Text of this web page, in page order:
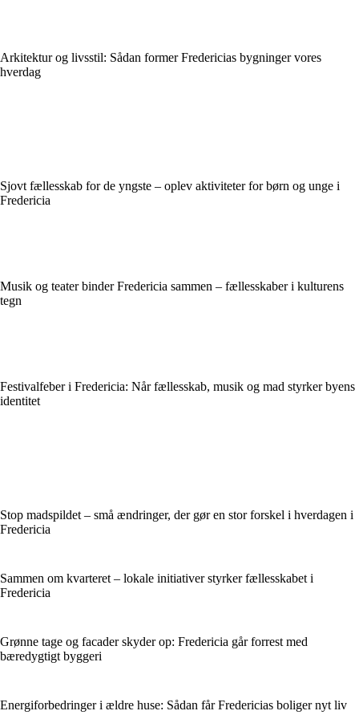
Arkitektur og livsstil: Sådan former Fredericias bygninger vores
hverdag
Sjovt fællesskab for de yngste – oplev aktiviteter for børn og unge i
Fredericia
Musik og teater binder Fredericia sammen – fællesskaber i kulturens
tegn
Festivalfeber i Fredericia: Når fællesskab, musik og mad styrker byens
identitet
Stop madspildet – små ændringer, der gør en stor forskel i hverdagen i
Fredericia
Sammen om kvarteret – lokale initiativer styrker fællesskabet i
Fredericia
Grønne tage og facader skyder op: Fredericia går forrest med
bæredygtigt byggeri
Energiforbedringer i ældre huse: Sådan får Fredericias boliger nyt liv